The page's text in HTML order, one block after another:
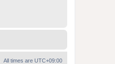
All times are UTC+09:00